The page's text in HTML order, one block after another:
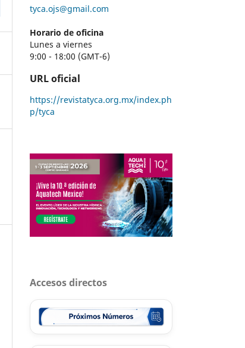
tyca.ojs@gmail.com
Horario de oficina
Lunes a viernes
9:00 - 18:00 (GMT-6)
URL oficial
https://revistatyca.org.mx/index.ph
p/tyca
Accesos directos